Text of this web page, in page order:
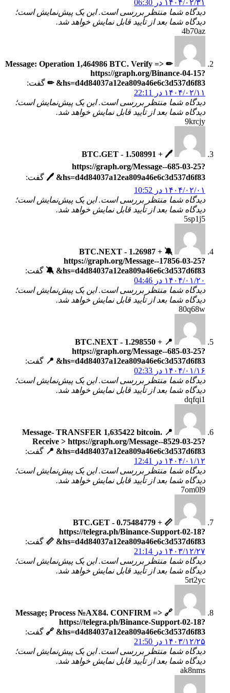
۱۴۰۴/۰۲/۳۱ در 06:30
دیدگاه شما منتظر بررسی است. این یک پیش‌نمایش است؛
دیدگاه شما بعد از تأیید قابل نمایش خواهد شد.
4b70az
✏ Message: Operation 1,464986 BTC. Verify =>
https://graph.org/Binance-04-15?
hs=d4d84037a12ea809a46e6c3d537d6f83& ✏
گفت:
۱۴۰۴/۰۲/۱۱ در 22:11
دیدگاه شما منتظر بررسی است. این یک پیش‌نمایش است؛
دیدگاه شما بعد از تأیید قابل نمایش خواهد شد.
9krcjy
🖊 + 1.508991 BTC.GET -
https://graph.org/Message--685-03-25?
hs=d4d84037a12ea809a46e6c3d537d6f83& 🖊
گفت:
۱۴۰۴/۰۲/۰۱ در 10:52
دیدگاه شما منتظر بررسی است. این یک پیش‌نمایش است؛
دیدگاه شما بعد از تأیید قابل نمایش خواهد شد.
5sp1j5
🔕 + 1.26987 BTC.NEXT -
https://graph.org/Message--17856-03-25?
hs=d4d84037a12ea809a46e6c3d537d6f83& 🔕
گفت:
۱۴۰۴/۰۱/۲۰ در 04:46
دیدگاه شما منتظر بررسی است. این یک پیش‌نمایش است؛
دیدگاه شما بعد از تأیید قابل نمایش خواهد شد.
80q68w
📍 + 1.298550 BTC.NEXT -
https://graph.org/Message--685-03-25?
hs=d4d84037a12ea809a46e6c3d537d6f83& 📍
گفت:
۱۴۰۴/۰۱/۱۶ در 02:33
دیدگاه شما منتظر بررسی است. این یک پیش‌نمایش است؛
دیدگاه شما بعد از تأیید قابل نمایش خواهد شد.
dqfqi1
📍 Message- TRANSFER 1,635422 bitcoin.
Receive > https://graph.org/Message--8529-03-25?
hs=d4d84037a12ea809a46e6c3d537d6f83& 📍
گفت:
۱۴۰۴/۰۱/۱۲ در 12:41
دیدگاه شما منتظر بررسی است. این یک پیش‌نمایش است؛
دیدگاه شما بعد از تأیید قابل نمایش خواهد شد.
7om0l9
📏 + 0.75484779 BTC.GET -
https://telegra.ph/Binance-Support-02-18?
hs=d4d84037a12ea809a46e6c3d537d6f83& 📏
گفت:
۱۴۰۳/۱۲/۲۷ در 21:14
دیدگاه شما منتظر بررسی است. این یک پیش‌نمایش است؛
دیدگاه شما بعد از تأیید قابل نمایش خواهد شد.
5rt2yc
🔗 Message; Process №AX84. CONFIRM =>
https://telegra.ph/Binance-Support-02-18?
hs=d4d84037a12ea809a46e6c3d537d6f83& 🔗
گفت:
۱۴۰۳/۱۲/۲۵ در 21:50
دیدگاه شما منتظر بررسی است. این یک پیش‌نمایش است؛
دیدگاه شما بعد از تأیید قابل نمایش خواهد شد.
ak8nms